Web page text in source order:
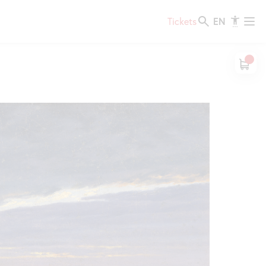
Tickets EN